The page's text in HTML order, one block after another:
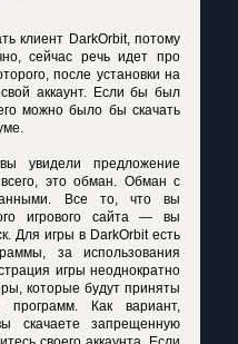
клиент DarkOrbit, потому
сейчас речь идет про
после установки на
аккаунт. Если бы был
можно было бы скачать
увидели предложение
это обман. Обман с
Все то, что вы
игрового сайта — вы
Для игры в DarkOrbit есть
за использования
игры неоднократно
которые будут приняты
программ. Как вариант,
скачаете запрещенную